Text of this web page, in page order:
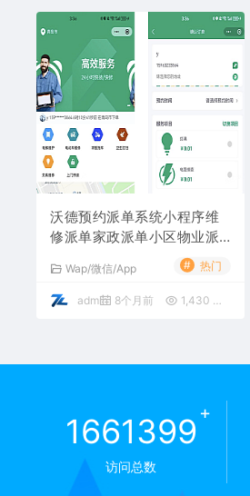
沃德预约派单系统小程序维
修派单家政派单小区物业派
单家教派单ThinkPHP+Unia
pp Wap/微信/App # 热门
admin 8个月前 1,430
1661399+
访问总数